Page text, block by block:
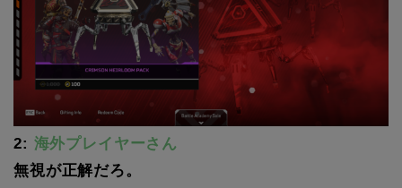
2: 海外プレイヤーさん
無視が正解だろ。